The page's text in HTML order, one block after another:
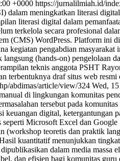
+0000 https://jurnalilmiah.id/
meningkatkan literasi
literasi digital dalam
terkelola secara profesional
(CMS) WordPress. Platform ini
pengabdian masyarakat
(hands-on) pengelolaan
teknis anggota PSHT
terbentuknya draf situs web
abdimas/article/view/324 Wed,
di lingkungan komunitas
tersebut pada
digital, ketergantungan
Microsoft Excel dan Google
(workshop teoretis dan praktik
kuantitatif menunjukkan tingkat
dalam media massa
dan efisien bagi komunitas